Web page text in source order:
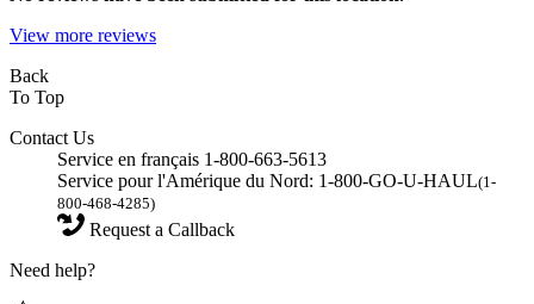
View more reviews
Back
To Top
Contact Us
Service en français 1-800-663-5613
Service pour l'Amérique du Nord: 1-800-GO-U-HAUL(1-
800-468-4285)
Request a Callback
Need help?